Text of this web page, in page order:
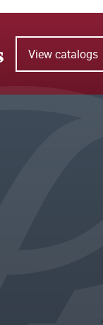
View catalogs